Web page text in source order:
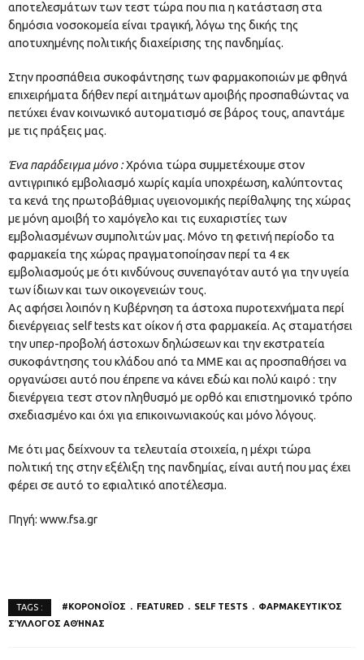
αποτελεσμάτων των τεστ τώρα που πια η κατάσταση στα
δημόσια νοσοκομεία είναι τραγική, λόγω της δικής της
αποτυχημένης πολιτικής διαχείρισης της πανδημίας.
Στην προσπάθεια συκοφάντησης των φαρμακοποιών με φθηνά
επιχειρήματα δήθεν περί αιτημάτων αμοιβής προσπαθώντας να
πετύχει έναν κοινωνικό αυτοματισμό σε βάρος τους, απαντάμε
με τις πράξεις μας.
Ένα παράδειγμα μόνο :Χρόνια τώρα συμμετέχουμε στον
αντιγριπικό εμβολιασμό χωρίς καμία υποχρέωση, καλύπτοντας
τα κενά της πρωτοβάθμιας υγειονομικής περίθαλψης της χώρας
με μόνη αμοιβή το χαμόγελο και τις ευχαριστίες των
εμβολιασμένων συμπολιτών μας. Μόνο τη φετινή περίοδο τα
φαρμακεία της χώρας πραγματοποίησαν περί τα 4 εκ
εμβολιασμούς με ότι κινδύνους συνεπαγόταν αυτό για την υγεία
των ίδιων και των οικογενειών τους.
Ας αφήσει λοιπόν η Κυβέρνηση τα άστοχα πυροτεχνήματα περί
διενέργειας self tests κατ οίκον ή στα φαρμακεία. Ας σταματήσει
την υπερ-προβολή άστοχων δηλώσεων και την εκστρατεία
συκοφάντησης του κλάδου από τα ΜΜΕ και ας προσπαθήσει να
οργανώσει αυτό που έπρεπε να κάνει εδώ και πολύ καιρό : την
διενέργεια τεστ στον πληθυσμό με ορθό και επιστημονικό τρόπο
σχεδιασμένο και όχι για επικοινωνιακούς και μόνο λόγους.
Με ότι μας δείχνουν τα τελευταία στοιχεία, η μέχρι τώρα
πολιτική της στην εξέλιξη της πανδημίας, είναι αυτή που μας έχει
φέρει σε αυτό το εφιαλτικό αποτέλεσμα.
Πηγή: www.fsa.gr
TAGS : #ΚΟΡΟΝΟΪΟΣ FEATURED SELF TESTS
ΦΑΡΜΑΚΕΥΤΙΚΌΣ
ΣΎΛΛΟΓΟΣ ΑΘΉΝΑΣ